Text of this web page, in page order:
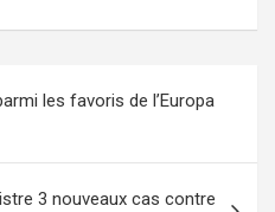
les favoris de l’Europa
3 nouveaux cas contre